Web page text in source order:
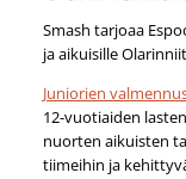
Smash tarjoaa
ja aikuisille
Juniorien
12-vuotiaiden
nuorten aikuisten
tiimeihin ja